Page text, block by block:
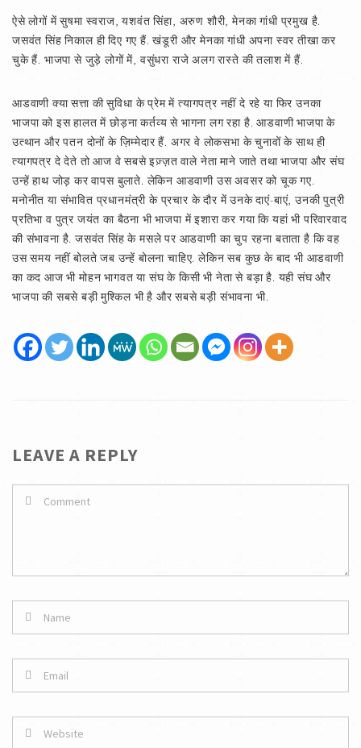
ऐसे लोगों में सुषमा स्वराज, यशवंत सिंहा, अरुण शौरी, मेनका गांधी प्रमुख है.
जसवंत सिंह निकाल ही दिए गए हैं. खंडूरी और मेनका गांधी अपना स्वर तीखा कर
चुके हैं. भाजपा से जुड़े लोगों में, वसुंधरा राजे अलग रास्ते की तलाश में हैं.
आडवाणी क्या सत्ता की सुविधा के प्रेम में त्यागपत्र नहीं दे रहे या फिर उनका
भाजपा को इस हालत में छोड़ना कर्तव्य से भागना लग रहा है. आडवाणी भाजपा के
उत्थान और पतन दोनों के ज़िम्मेदार हैं. अगर वे लोकसभा के चुनावों के साथ ही
त्यागपत्र दे देते तो आज वे सबसे इज़्ज़त वाले नेता माने जाते तथा भाजपा और संघ
उन्हें हाथ जोड़ कर वापस बुलाते. लेकिन आडवाणी उस अवसर को चूक गए.
मनोनीत या संभावित प्रधानमंत्री के प्रचार के दौर में उनके दाएं-बाएं, उनकी पुत्री
प्रतिभा व पुत्र जयंत का बैठना भी भाजपा में इशारा कर गया कि यहां भी परिवारवाद
की संभावना है. जसवंत सिंह के मसले पर आडवाणी का चुप रहना बताता है कि वह
उस समय नहीं बोलते जब उन्हें बोलना चाहिए. लेकिन सब कुछ के बाद भी आडवाणी
का कद आज भी मोहन भागवत या संघ के किसी भी नेता से बड़ा है. यही संघ और
भाजपा की सबसे बड़ी मुश्किल भी है और सबसे बड़ी संभावना भी.
LEAVE A REPLY